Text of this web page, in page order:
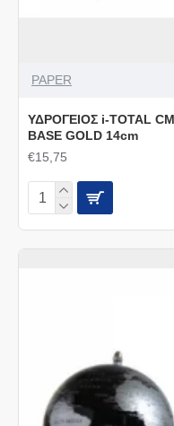
PAPER
ΥΔΡΟΓΕΙΟΣ i-TOTAL
BASE GOLD 14cm
€15,75